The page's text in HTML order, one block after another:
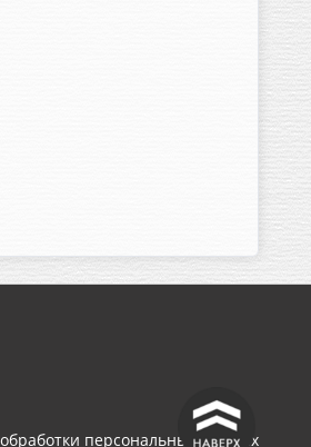
^
персональных данных